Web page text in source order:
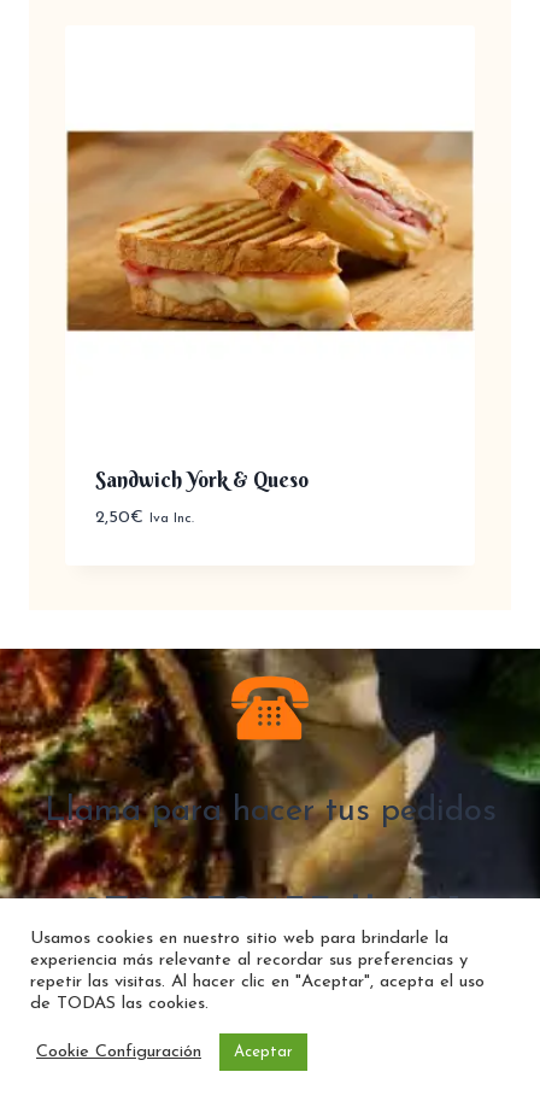
Sandwich York & Queso
2,50€ Iva Inc.
Llama para hacer tus pedidos
979 058455 || 681
602773
Usamos cookies en nuestro sitio web para brindarle la
experiencia más relevante al recordar sus preferencias y
repetir las visitas. Al hacer clic en "Aceptar", acepta el uso
de TODAS las cookies.
Cookie Configuración Aceptar